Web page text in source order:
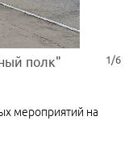
1/6
полк"
мероприятий на